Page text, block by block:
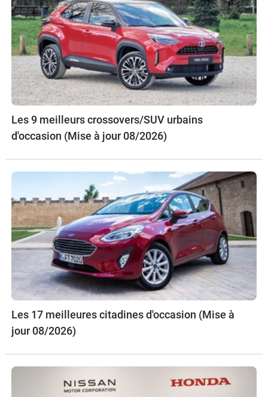
Les 9 meilleurs crossovers/SUV urbains
d'occasion (Mise à jour 08/2026)
Les 17 meilleures citadines d'occasion (Mise à
jour 08/2026)